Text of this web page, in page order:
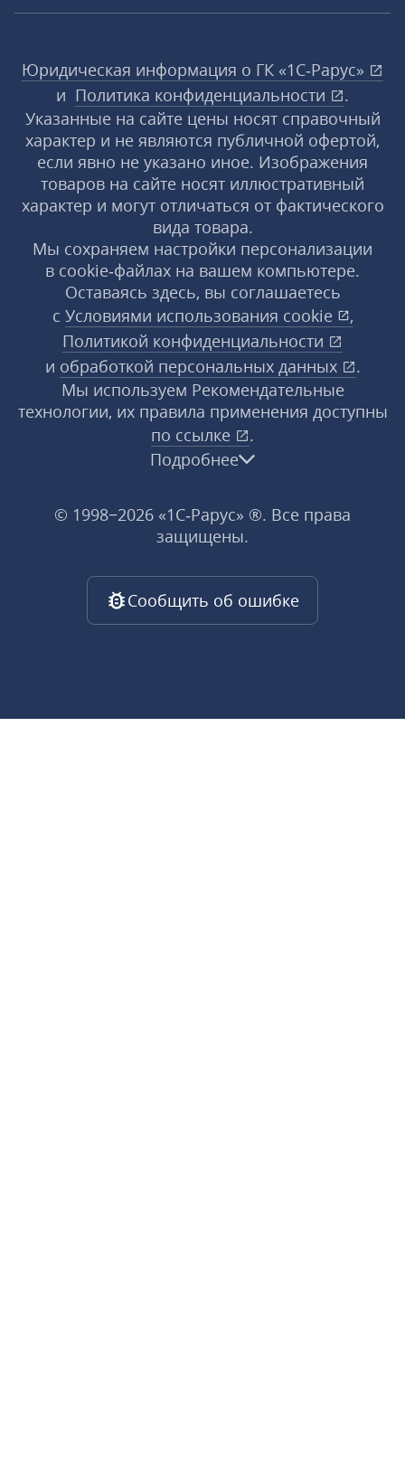
Юридическая информация о ГК «1С‑Рарус»
и Политика конфиденциальности
.
Указанные на сайте цены носят справочный
характер и не являются публичной офертой,
если явно не указано иное. Изображения
товаров на сайте носят иллюстративный
характер и могут отличаться от фактического
вида товара.
Мы сохраняем настройки персонализации
в cookie‑файлах на вашем компьютере.
Оставаясь здесь, вы соглашаетесь
с Условиями использования cookie
,
Политикой конфиденциальности
и обработкой персональных данных
.
Мы используем Рекомендательные
технологии, их правила применения доступны
по ссылке
.
Подробнее
© 1998−2026 «1С‑Рарус» ®. Все права
защищены.
Сообщить об ошибке